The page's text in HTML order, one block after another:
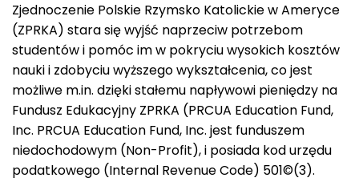
Zjednoczenie Polskie Rzymsko Katolickie w Ameryce
(ZPRKA) stara się wyjść naprzeciw potrzebom
studentów i pomóc im w pokryciu wysokich kosztów
nauki i zdobyciu wyższego wykształcenia, co jest
możliwe m.in. dzięki stałemu napływowi pieniędzy na
Fundusz Edukacyjny ZPRKA (PRCUA Education Fund,
Inc. PRCUA Education Fund, Inc. jest funduszem
niedochodowym (Non-Profit), i posiada kod urzędu
podatkowego (Internal Revenue Code) 501©(3).